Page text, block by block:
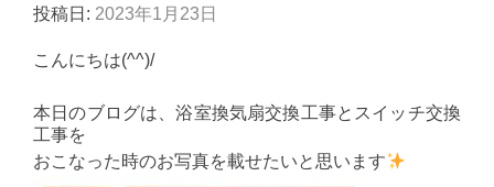
投稿日: 2023年1月23日
こんにちは(^^)/
本日のブログは、浴室換気扇交換工事とスイッチ交換
工事を
おこなった時のお写真を載せたいと思います